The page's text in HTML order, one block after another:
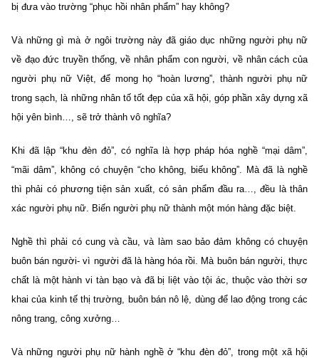
bị đưa vào trường “phục hồi nhân phẩm” hay không?
Và những gì mà ở ngôi trường này đã giáo dục những người phụ nữ
về đạo đức truyền thống, về nhân phẩm con người, về nhân cách của
người phụ nữ Việt, để mong họ “hoàn lương”, thành người phụ nữ
trong sạch, là những nhân tố tốt đẹp của xã hội, góp phần xây dựng xã
hội yên bình…, sẽ trở thành vô nghĩa?
Khi đã lập “khu đèn đỏ”, có nghĩa là hợp pháp hóa nghề “mại dâm”,
“mãi dâm”, không có chuyện “cho không, biếu không”. Mà đã là nghề
thì phải có phương tiện sản xuất, có sản phẩm đầu ra…, đều là thân
xác người phụ nữ. Biến người phụ nữ thành một món hàng đặc biệt.
Nghề thì phải có cung và cầu, và làm sao bảo đảm không có chuyện
buôn bán người- vì người đã là hàng hóa rồi. Mà buôn bán người, thực
chất là một hành vi tàn bạo và đã bị liệt vào tội ác, thuộc vào thời sơ
khai của kinh tế thị trường, buôn bán nô lệ, dùng để lao động trong các
nông trang, công xưởng…
Và những người phụ nữ hành nghề ở “khu đèn đỏ”, trong một xã hội